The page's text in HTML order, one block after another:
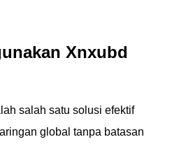
Xnxubd
salah satu solusi efektif
global tanpa batasan